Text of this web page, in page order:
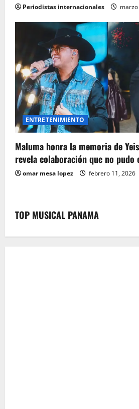
Periodistas internacionales
ENTRETENIMIENTO
Maluma honra la memoria de
revela colaboración que no pudo
omar mesa lopez febrero 11, 2026
TOP MUSICAL PANAMA